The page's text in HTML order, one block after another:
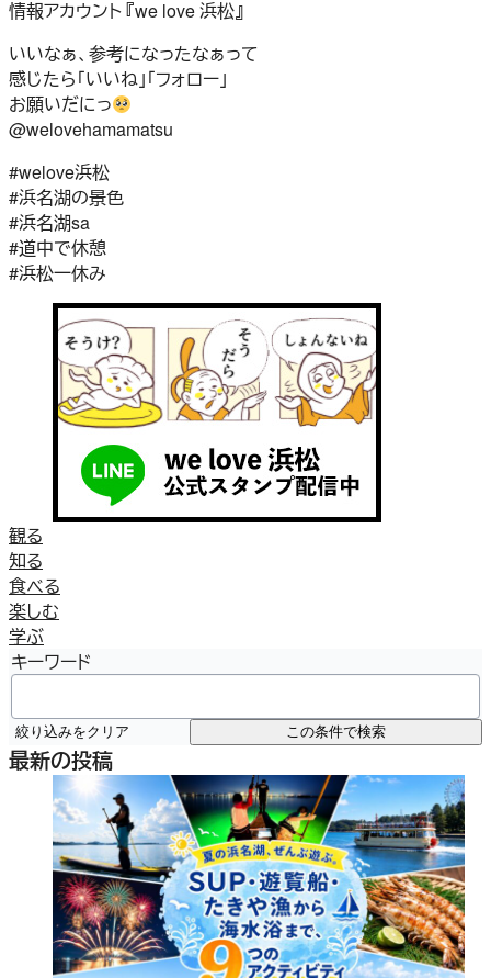
情報アカウント 『we love 浜松』
いいなぁ、参考になったなぁって
感じたら「いいね」「フォロー」
お願いだにっ
@welovehamamatsu
#welove浜松
#浜名湖の景色
#浜名湖sa
#道中で休憩
#浜松一休み
観る
知る
食べる
楽しむ
学ぶ
キーワード
絞り込みをクリア この条件で検索
最新の投稿